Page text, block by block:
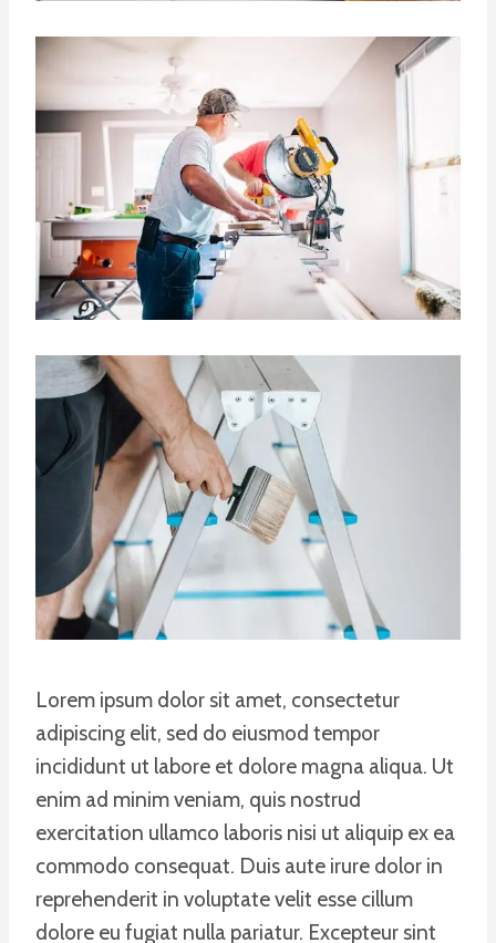
Lorem ipsum dolor sit amet, consectetur
adipiscing elit, sed do eiusmod tempor
incididunt ut labore et dolore magna aliqua. Ut
enim ad minim veniam, quis nostrud
exercitation ullamco laboris nisi ut aliquip ex ea
commodo consequat. Duis aute irure dolor in
reprehenderit in voluptate velit esse cillum
dolore eu fugiat nulla pariatur. Excepteur sint